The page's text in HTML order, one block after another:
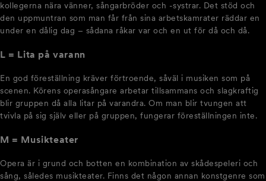
kollegerna nära vänner, sångarbröder och -systrar. Det stöd och
den uppmuntran som man får från sina arbetskamrater räddar en
under en dålig dag – sådana råkar var och en ut för då och då.
L = Lita på varann
En god föreställning kräver förtroende, såväl i musiken som på
scenen. Körens operasångare arbetar tillsammans och slagkraftig
blir gruppen då alla litar på varandra. Om man blir tvungen att
tvivla på sig själv eller på gruppen, fungerar föreställningen inte.
M = Musikteater
Opera är i grund och botten en kombination av skådespeleri och
sång, således musikteater. Finns det någon annan konstgenre som